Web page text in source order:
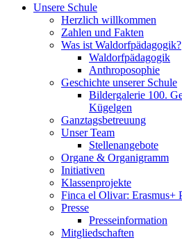
Unsere Schule
Herzlich willkommen
Zahlen und Fakten
Was ist Waldorfpädagogik?
Waldorfpädagogik
Anthroposophie
Geschichte unserer Schule
Bildergalerie 100.
Kügelgen
Ganztagsbetreuung
Unser Team
Stellenangebote
Organe & Organigramm
Initiativen
Klassenprojekte
Finca el Olivar: Erasmus+
Presse
Presseinformation
Mitgliedschaften